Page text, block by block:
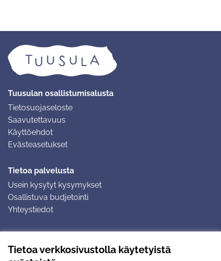
Tietoa verkkosivustolla käytetyistä
Tuusulan osallistumisalusta
Tietosuojaseloste
Saavutettavuus
Käyttöehdot
Evästeasetukset
Tietoa palvelusta
Usein kysytyt kysymykset
Osallistuva budjetointi
Yhteystiedot
Ohjeet kirjautumiseen